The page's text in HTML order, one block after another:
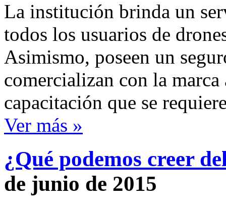
La institución brinda un
todos los usuarios de
Asimismo, poseen un
comercializan con la
capacitación que se
Ver más »
¿Qué podemos creer
de junio de 2015